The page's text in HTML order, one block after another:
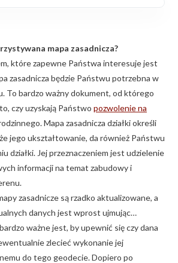
mapa zasadnicza?
które zapewne Państwa interesuje jest
zasadnicza będzie Państwu potrzebna w
To bardzo ważny dokument, od którego
czy uzyskają Państwo pozwolenie na
Mapa zasadnicza działki określi
jego ukształtowanie, da również Państwu
działki. Jej przeznaczeniem jest udzielenie
informacji na temat zabudowy i
zasadnicze są rzadko aktualizowane, a
danych jest wprost ujmując…
ważne jest, by upewnić się czy dana
zlecieć wykonanie jej
do tego geodecie. Dopiero po